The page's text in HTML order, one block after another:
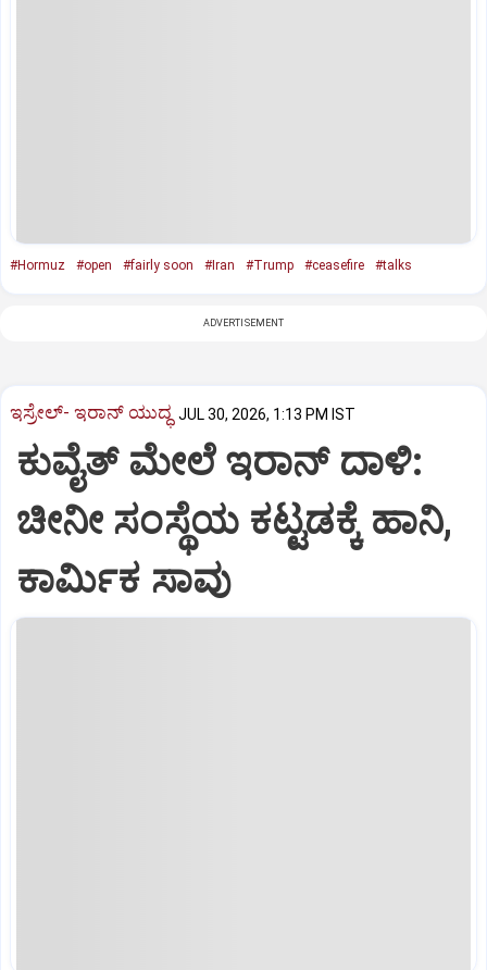
#Hormuz #open #fairly soon #Iran #Trump #ceasefire #talks
ADVERTISEMENT
ಇಸ್ರೇಲ್- ಇರಾನ್‌ ಯುದ್ಧ JUL 30, 2026, 1:13 PM IST
ಕುವೈತ್‌ ಮೇಲೆ ಇರಾನ್ ದಾಳಿ:
ಚೀನೀ ಸಂಸ್ಥೆಯ ಕಟ್ಟಡಕ್ಕೆ ಹಾನಿ,
ಕಾರ್ಮಿಕ ಸಾವು